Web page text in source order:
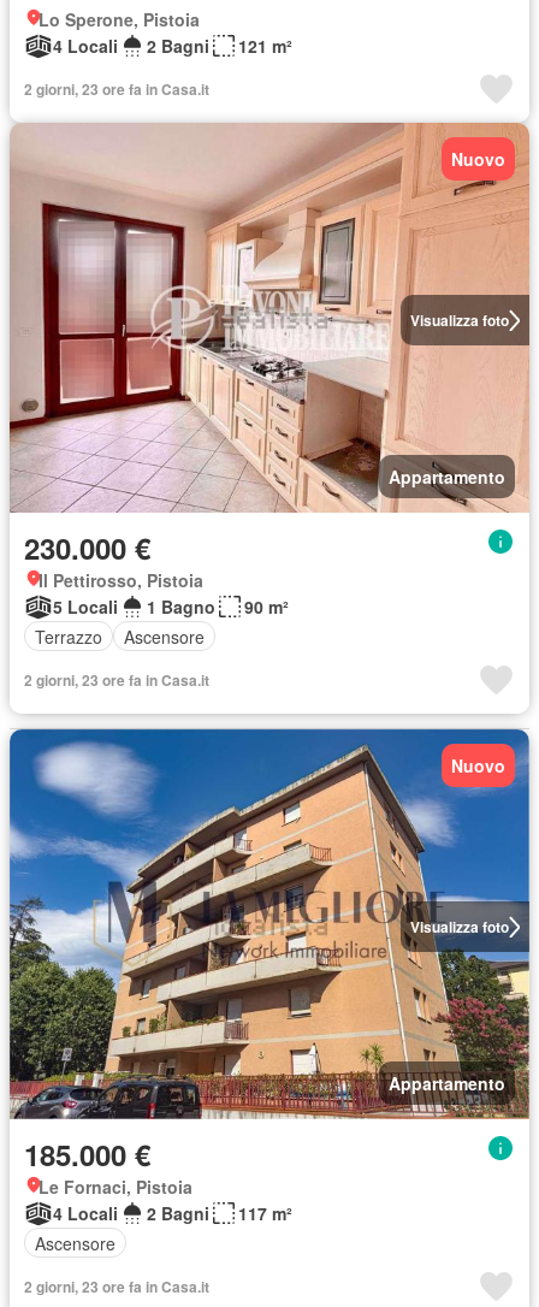
Lo Sperone, Pistoia
4 Locali
2 Bagni 121 m²
2 giorni, 23 ore fa in Casa.it
Visualizza foto
Nuovo
Appartamento
230.000 €
Il Pettirosso, Pistoia
5 Locali
1 Bagno
90 m²
Terrazzo
Ascensore
2 giorni, 23 ore fa in Casa.it
Visualizza foto
Nuovo
Appartamento
185.000 €
Le Fornaci, Pistoia
4 Locali
2 Bagni
117 m²
Ascensore
2 giorni, 23 ore fa in Casa.it